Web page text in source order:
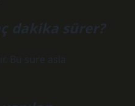
dakika sürer?
Bu süre asla